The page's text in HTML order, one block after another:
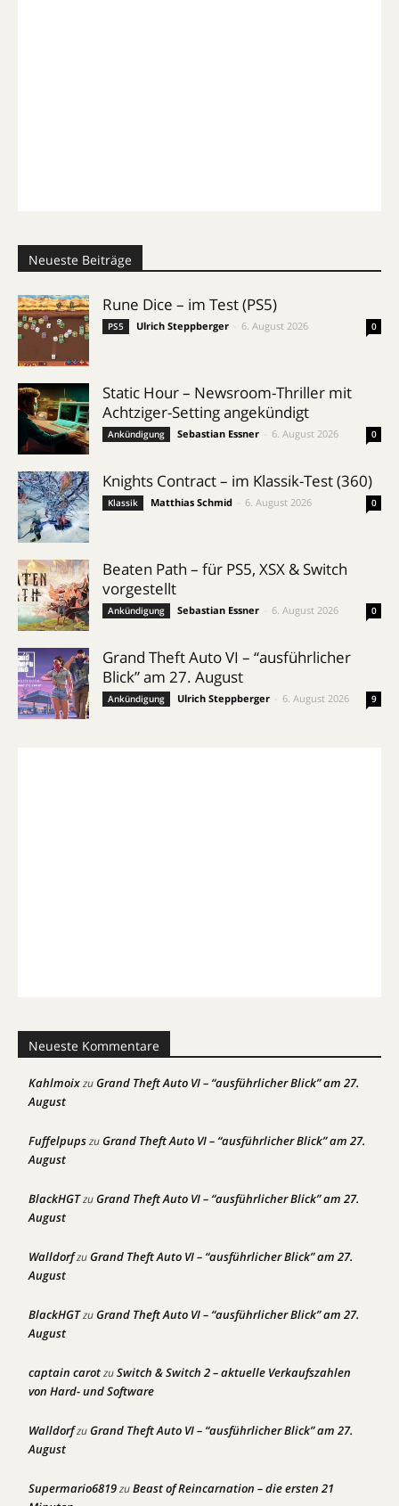
Neueste Beiträge
Rune Dice – im Test (PS5)
PS5 Ulrich Steppberger 6. August 2026 0
Static Hour – Newsroom-Thriller mit
Achtziger-Setting angekündigt
Ankündigung Sebastian Essner 6. August 2026 0
Knights Contract – im Klassik-Test (360)
Klassik Matthias Schmid 6. August 2026 0
Beaten Path – für PS5, XSX & Switch
vorgestellt
Ankündigung Sebastian Essner 6. August 2026 0
Grand Theft Auto VI – “ausführlicher
Blick” am 27. August
Ankündigung Ulrich Steppberger 6. August 2026 9
Neueste Kommentare
KahlmoixzuGrand Theft Auto VI – “ausführlicher Blick” am 27.
August
FuffelpupszuGrand Theft Auto VI – “ausführlicher Blick” am 27.
August
BlackHGTzuGrand Theft Auto VI – “ausführlicher Blick” am 27.
August
WalldorfzuGrand Theft Auto VI – “ausführlicher Blick” am 27.
August
BlackHGTzuGrand Theft Auto VI – “ausführlicher Blick” am 27.
August
captain carotzuSwitch & Switch 2 – aktuelle Verkaufszahlen
von Hard- und Software
WalldorfzuGrand Theft Auto VI – “ausführlicher Blick” am 27.
August
Supermario6819zuBeast of Reincarnation – die ersten 21